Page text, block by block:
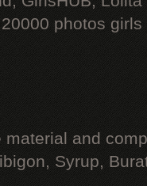
photos
and
Syrup,